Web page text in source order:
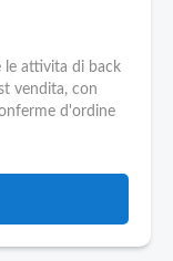
le attivita di back
vendita, con
d'ordine